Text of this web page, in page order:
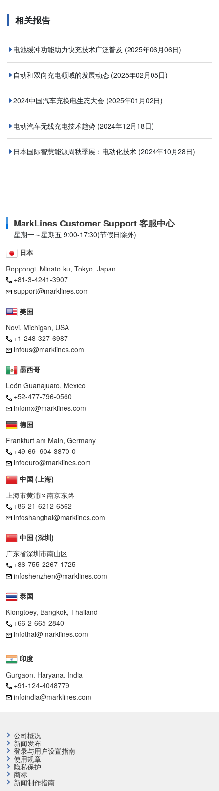
相关报告
电池缓冲功能助力快充技术广泛普及 (2025年06月06日)
自动和双向充电领域的发展动态 (2025年02月05日)
2024中国汽车充换电生态大会 (2025年01月02日)
电动汽车无线充电技术趋势 (2024年12月18日)
日本国际智慧能源周秋季展：电动化技术 (2024年10月28日)
MarkLines Customer Support 客服中心
星期一～星期五 9:00-17:30(节假日除外)
日本
Roppongi, Minato-ku, Tokyo, Japan
+81-3-4241-3907
support@marklines.com
美国
Novi, Michigan, USA
+1-248-327-6987
infous@marklines.com
墨西哥
León Guanajuato, Mexico
+52-477-796-0560
infomx@marklines.com
德国
Frankfurt am Main, Germany
+49-69–904-3870-0
infoeuro@marklines.com
中国 (上海)
上海市黄浦区南京东路
+86-21-6212-6562
infoshanghai@marklines.com
中国 (深圳)
广东省深圳市南山区
+86-755-2267-1725
infoshenzhen@marklines.com
泰国
Klongtoey, Bangkok, Thailand
+66-2-665-2840
infothai@marklines.com
印度
Gurgaon, Haryana, India
+91-124-4048779
infoindia@marklines.com
公司概况
新闻发布
登录与用户设置指南
使用规章
隐私保护
商标
新闻制作指南